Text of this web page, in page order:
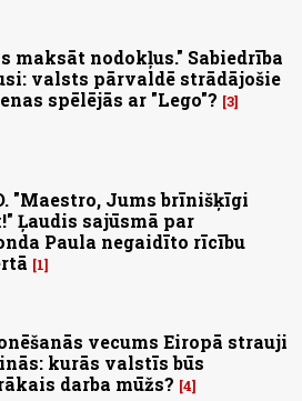
maksāt nodokļus." Sabiedrība
valsts pārvaldē strādājošie
spēlējās ar "Lego"? 3
"Maestro, Jums brīnišķīgi
Ļaudis sajūsmā par
Paula negaidīto rīcību
1
vecums Eiropā strauji
kurās valstīs būs
darba mūžs? 4